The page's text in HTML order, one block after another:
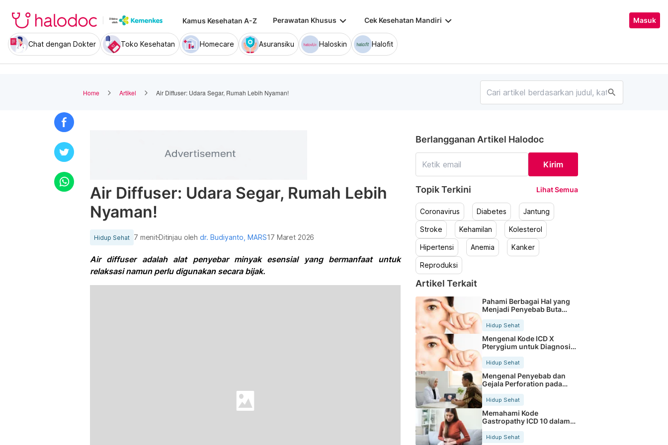
Kamus Kesehatan A-Z Perawatan Khusus keyboard_arrow_down Cek Kesehatan Mandiri keyboard_arrow_down Masuk
Chat dengan Dokter Toko Kesehatan Homecare Asuransiku Haloskin Halofit
Home Artikel Air Diffuser: Udara Segar, Rumah Lebih Nyaman! search
Air Diffuser: Udara Segar, Rumah Lebih
Nyaman!
Hidup Sehat 7 menitDitinjau olehdr. Budiyanto, MARS17 Maret 2026
Air diffuser adalah alat penyebar minyak esensial yang bermanfaat untuk
relaksasi namun perlu digunakan secara bijak.
Berlangganan Artikel Halodoc
Kirim
Topik Terkini Lihat Semua
Coronavirus Diabetes Jantung
Stroke Kehamilan Kolesterol
Hipertensi Anemia Kanker
Reproduksi
Artikel Terkait
Pahami Berbagai Hal yang
Menjadi Penyebab Buta
Hidup Sehat
Mengenal Kode ICD X
Pterygium untuk Diagnosis
Hidup Sehat
Mengenal Penyebab dan
Gejala Perforation pada
Tubuh
Hidup Sehat
Memahami Kode
Gastropathy ICD 10 dalam
Rekam Medis Pasien
Hidup Sehat